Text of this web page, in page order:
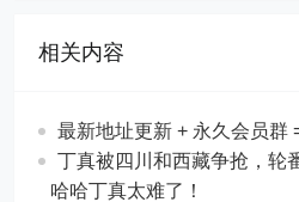
相关内容
最新地址更新 + 永久会员群
丁真被四川和西藏争抢，轮
哈哈丁真太难了！